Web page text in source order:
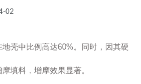
02
壳中比例高达60%。同时，因其硬
填料，增摩效果显著。